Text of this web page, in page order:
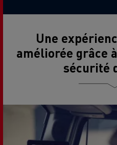
Une
améliorée grâce
sécurité